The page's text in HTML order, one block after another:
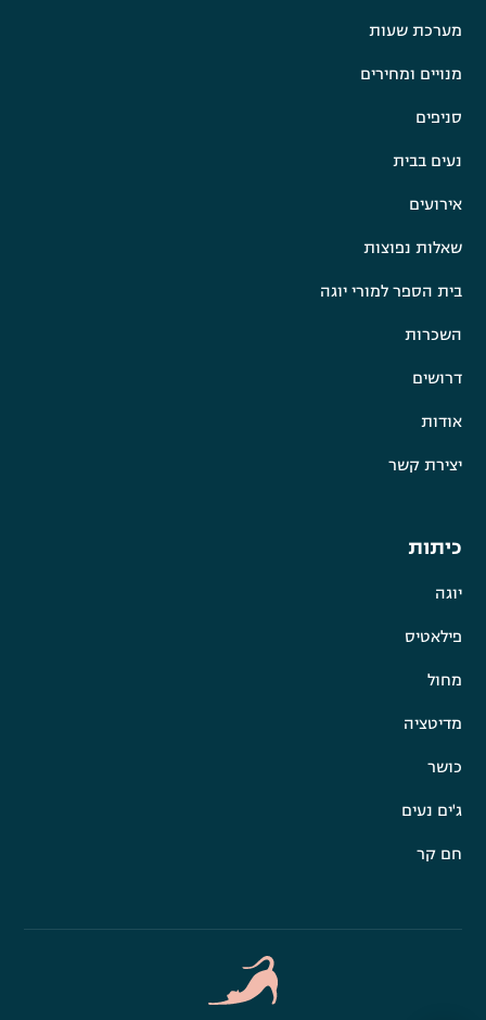
מערכת שעות
מנויים ומחירים
סניפים
נעים בבית
אירועים
שאלות נפוצות
בית הספר למורי יוגה
השכרות
דרושים
אודות
יצירת קשר
כיתות
יוגה
פילאטיס
מחול
מדיטציה
כושר
ג'ים נעים
חם קר